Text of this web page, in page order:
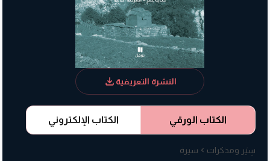
الكتاب الورقي الكتاب الإلكتروني
سِيَر ومذكرات سيرة
النشرة التعريفية